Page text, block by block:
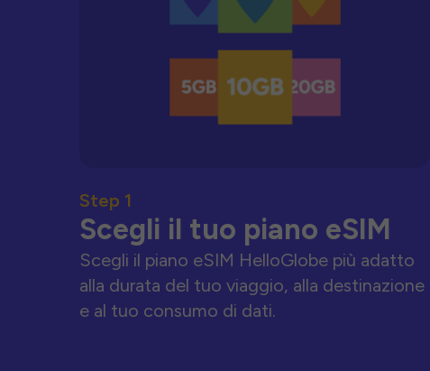
Step 1
Scegli il tuo piano eSIM
Scegli il piano eSIM HelloGlobe più adatto
alla durata del tuo viaggio, alla destinazione
e al tuo consumo di dati.